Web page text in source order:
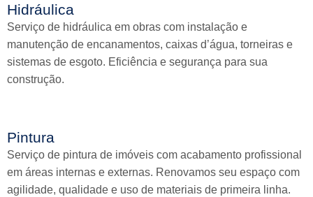
Hidráulica
Serviço de hidráulica em obras com instalação e
manutenção de encanamentos, caixas d’água, torneiras e
sistemas de esgoto. Eficiência e segurança para sua
construção.
Pintura
Serviço de pintura de imóveis com acabamento profissional
em áreas internas e externas. Renovamos seu espaço com
agilidade, qualidade e uso de materiais de primeira linha.